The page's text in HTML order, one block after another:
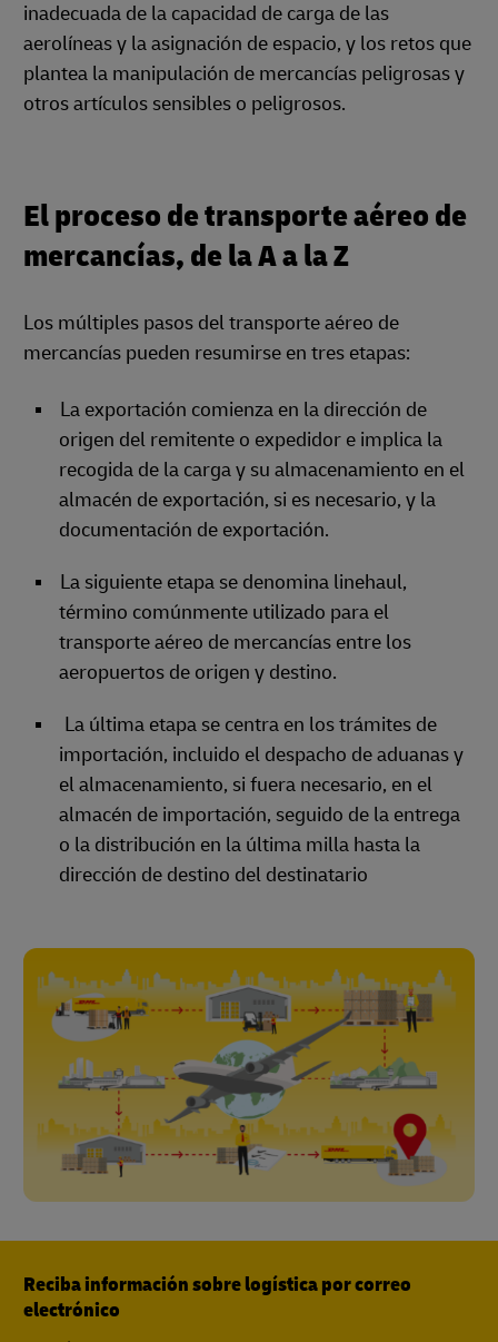
inadecuada de la capacidad de carga de las
aerolíneas y la asignación de espacio, y los retos que
plantea la manipulación de mercancías peligrosas y
otros artículos sensibles o peligrosos.
El proceso de transporte aéreo de
mercancías, de la A a la Z
Los múltiples pasos del transporte aéreo de
mercancías pueden resumirse en tres etapas:
La exportación comienza en la dirección de
origen del remitente o expedidor e implica la
recogida de la carga y su almacenamiento en el
almacén de exportación, si es necesario, y la
documentación de exportación.
La siguiente etapa se denomina linehaul,
término comúnmente utilizado para el
transporte aéreo de mercancías entre los
aeropuertos de origen y destino.
La última etapa se centra en los trámites de
importación, incluido el despacho de aduanas y
el almacenamiento, si fuera necesario, en el
almacén de importación, seguido de la entrega
o la distribución en la última milla hasta la
dirección de destino del destinatario
Reciba información sobre logística por correo
electrónico